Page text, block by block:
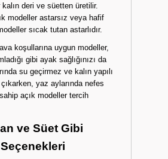
kalın deri ve süetten üretilir.
modeller astarsız veya hafif
sıcak tutan astarlıdır.
koşullarına uygun modeller,
gibi ayak sağlığınızı da
su geçirmez ve kalın yapılı
yaz aylarında nefes
açık modeller tercih
ve Süet Gibi